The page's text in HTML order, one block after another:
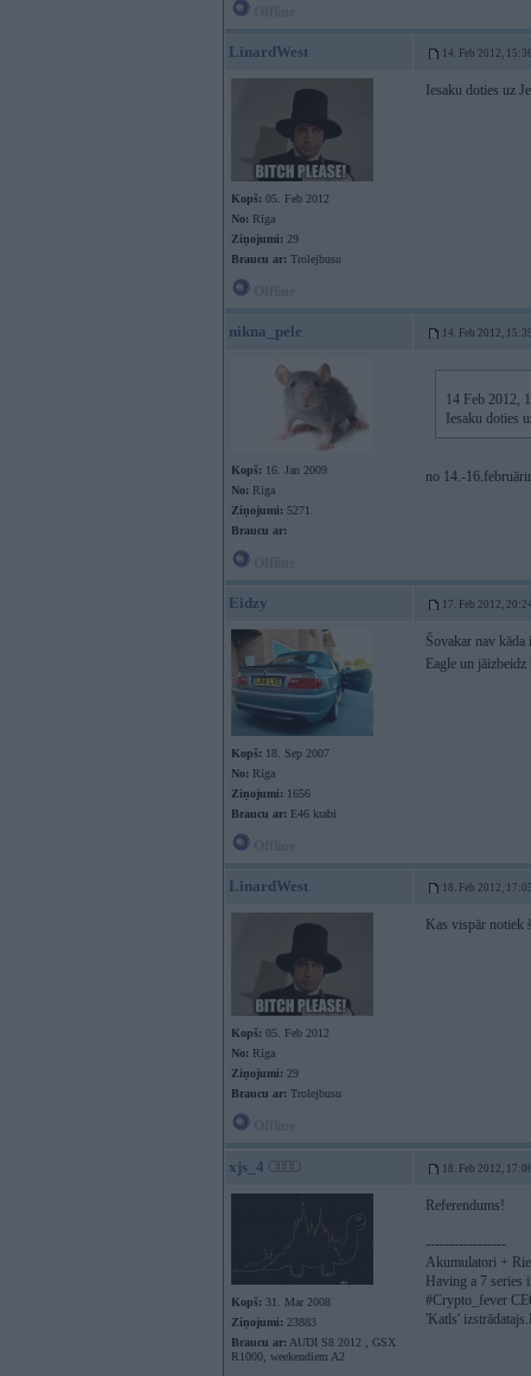
LinardWest 14. Feb 2012,
Kopš: 05. Feb 2012
No: Rīga
Ziņojumi: 29
Braucu ar: Trolejbusu
Iesaku doties uz
nikna_pele 14. Feb 2012,
Kopš: 16. Jan 2009
No: Rīga
Ziņojumi: 5271
Braucu ar:
14 Feb 2012,
Iesaku doties
no 14.-
Eidzy 17. Feb 2012,
Kopš: 18. Sep 2007
No: Rīga
Ziņojumi: 1656
Braucu ar: E46 krabi
Šovakar nav kāda
Eagle un
LinardWest 18. Feb 2012,
Kopš: 05. Feb 2012
No: Rīga
Ziņojumi: 29
Braucu ar: Trolejbusu
Kas vispār notiek
xjs_4 18. Feb 2012,
Kopš: 31. Mar 2008
Ziņojumi: 23883
Braucu ar: AUDI S8 2012 , GSX
R1000, weekendiem A2
Referendums!
-----------------
Akumulatori +
Having a 7
#Crypto_fever
'Katls'